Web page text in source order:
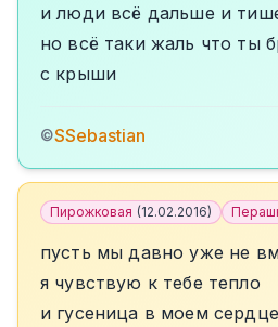
и люди всё дальше и
но всё таки жаль что ты
с крыши
©SSebastian
Пирожковая (12.02.2016)
пусть мы давно уже не
я чувствую к тебе тепло
и гусеница в моем сердце